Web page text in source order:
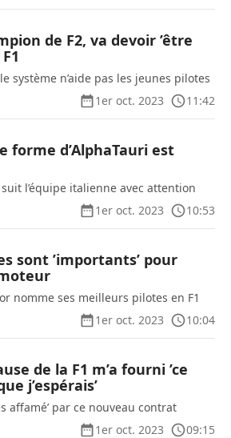
de F2, va devoir ’être
système n’aide pas les jeunes pilotes
1er oct. 2023
11:42
forme d’AlphaTauri est
l’équipe italienne avec attention
1er oct. 2023
10:53
sont ’importants’ pour
nomme ses meilleurs pilotes en F1
1er oct. 2023
10:04
de la F1 m’a fourni ’ce
j’espérais’
affamé’ par ce nouveau contrat
1er oct. 2023
09:15